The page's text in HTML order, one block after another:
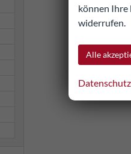
können
widerrufen.
Alle